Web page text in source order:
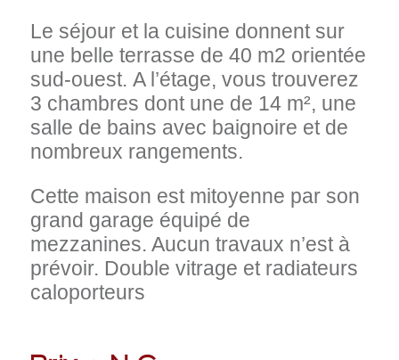
Le séjour et la cuisine donnent sur
une belle terrasse de 40 m2 orientée
sud-ouest. A l’étage, vous trouverez
3 chambres dont une de 14 m², une
salle de bains avec baignoire et de
nombreux rangements.
Cette maison est mitoyenne par son
grand garage équipé de
mezzanines. Aucun travaux n’est à
prévoir. Double vitrage et radiateurs
caloporteurs